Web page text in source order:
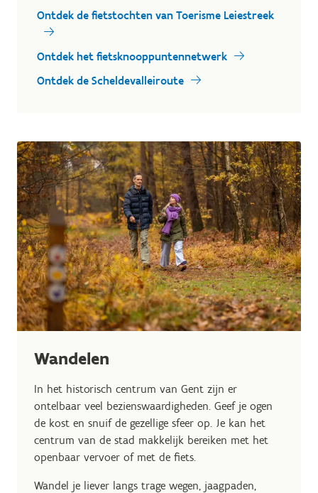
Ontdek de fietstochten van Toerisme Leiestreek
Ontdek het fietsknooppuntennetwerk
Ontdek de Scheldevalleiroute
Wandelen
In het historisch centrum van Gent zijn er
ontelbaar veel bezienswaardigheden. Geef je ogen
de kost en snuif de gezellige sfeer op. Je kan het
centrum van de stad makkelijk bereiken met het
openbaar vervoer of met de fiets.
Wandel je liever langs trage wegen, jaagpaden,